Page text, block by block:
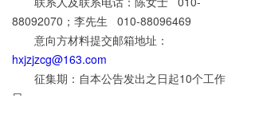
88092070； 李先生
010-88096469
意向方材料提交邮箱地址：
hxjzjzcg@163.com
征集期：自本公告发出之日起10个工作
日。